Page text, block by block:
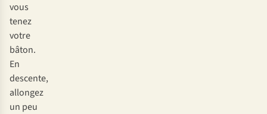
vous
tenez
votre
bâton.
En
descente,
allongez
un peu